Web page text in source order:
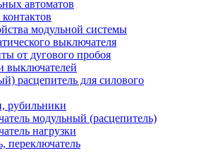
автоматов
модульной системы
выключателя
от дугового пробоя
выключателей
расцепитель для силового
рубильники
модульный (расцепитель)
нагрузки
переключатель